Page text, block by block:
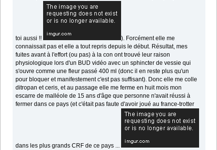
toi aussi !!
). Forcément elle me
connaissait pas et elle a tout repris depuis le début. Résultat, mes
fuites avant à l'effort (ou pas) à la con ont trouvé leur raison
physiologique lors d'un BUD vidéo avec un sphincter de vessie qui
s'ouvre comme une fleur passé 400 ml (donc il en reste plus qu'un
pour bloquer et manifestement c'est pas suffisant). Donc elle me colle
ditropan et ceris, et au passage elle me ferme en huit mois mon
escarre de malléole de 15 ans d'âge que personne n'avait réussi à
fermer dans ce pays (et c'était pas faute d'avoir joué au france-trotter
dans les plus grands CRF de ce pays ...